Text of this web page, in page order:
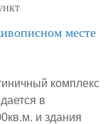
месте
комплекс
в
и здания